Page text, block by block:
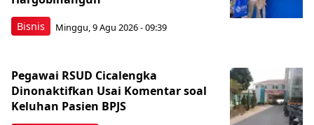
Bisnis Minggu, 9 Agu 2026 - 09:39
Pegawai RSUD Cicalengka
Dinonaktifkan Usai Komentar soal
Keluhan Pasien BPJS